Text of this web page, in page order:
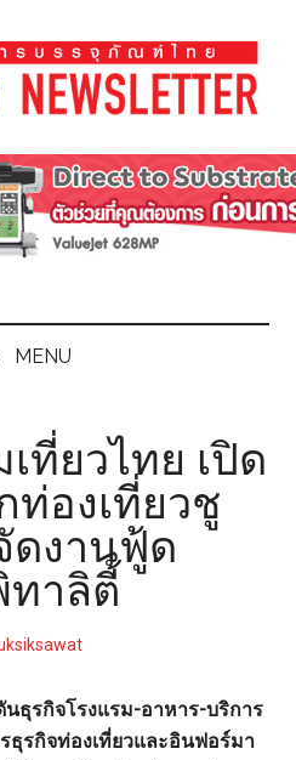
MENU
ที่ยวไทย เปิด
องเที่ยวชู
ดงานฟู้ด
าลิตี้
ธุรกิจโรงแรม-อาหาร-บริการ
ธุรกิจท่องเที่ยวและอินฟอร์มา